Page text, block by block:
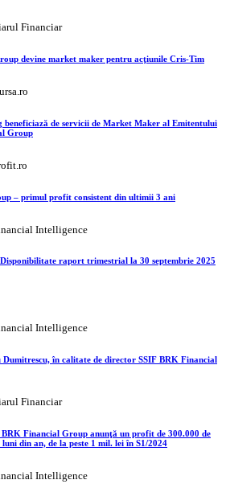
Financiar
devine market maker pentru acţiunile Cris-Tim
de servicii de Market Maker al Emitentului
Group
– primul profit consistent din ultimii 3 ani
Intelligence
raport trimestrial la 30 septembrie 2025
Intelligence
în calitate de director SSIF BRK Financial
Financiar
Financial Group anunţă un profit de 300.000 de
din an, de la peste 1 mil. lei în S1/2024
Intelligence